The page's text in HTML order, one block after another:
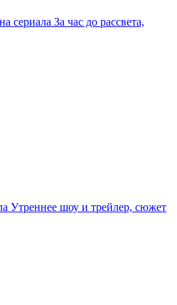
сериала За час до рассвета,
Утреннее шоу и трейлер, сюжет